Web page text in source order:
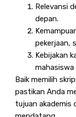
Relevansi
depan.
pekerjaan,
Kebijakan
mahasiswa
Baik memilih
pastikan Anda
tujuan akademis